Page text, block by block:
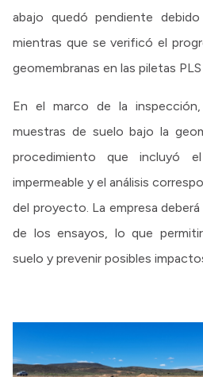
abajo quedó pendiente
mientras que se verificó el
geomembranas en las piletas PLS
En el marco de la
muestras de suelo bajo la
procedimiento que incluyó
impermeable y el análisis
del proyecto. La empresa
de los ensayos, lo que
suelo y prevenir posibles